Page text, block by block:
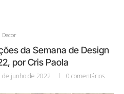
Decor
da Semana de Design
por Cris Paola
de junho de 2022 0 comentários